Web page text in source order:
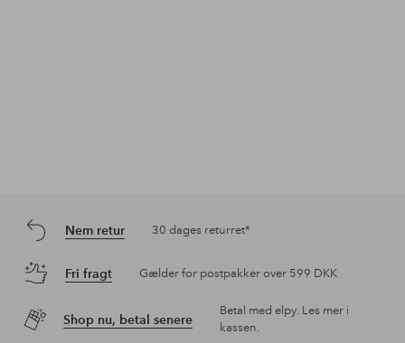
Nem retur 30 dages returret*
Fri fragt Gælder for postpakker over 599 DKK
Shop nu, betal senere
Betal med elpy. Les mer i
kassen.